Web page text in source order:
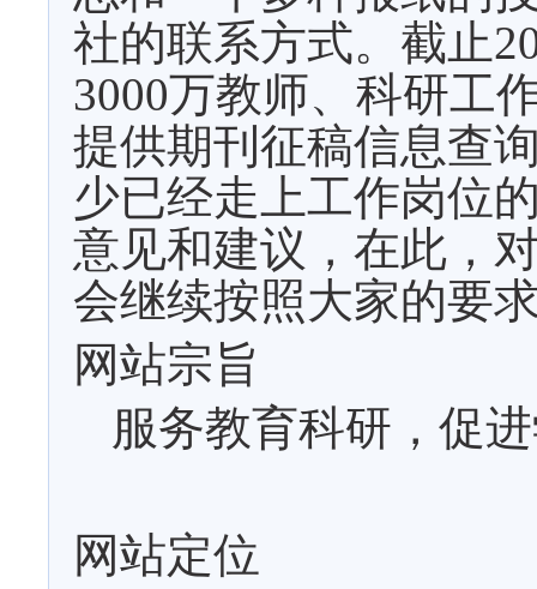
社的联系方式。截止
3000万教师、科研工
提供期刊征稿信息查
少已经走上工作岗位
意见和建议，在此，
会继续按照大家的要
网站宗旨
服务教育科研，促
网站定位